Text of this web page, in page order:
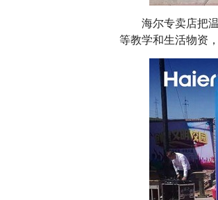
海尔专卖店把温
等教学和生活物资